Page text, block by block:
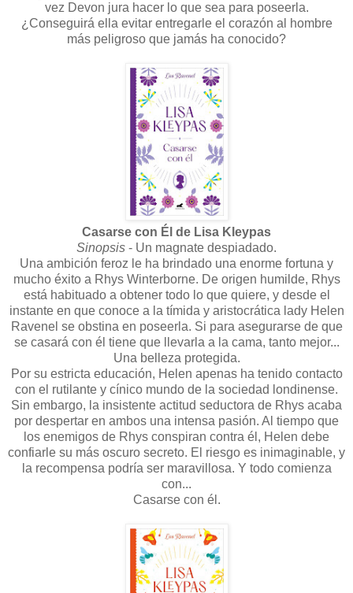
vez Devon jura hacer lo que sea para poseerla.
¿Conseguirá ella evitar entregarle el corazón al hombre
más peligroso que jamás ha conocido?
Casarse con Él de Lisa Kleypas
Sinopsis - Un magnate despiadado.
Una ambición feroz le ha brindado una enorme fortuna y
mucho éxito a Rhys Winterborne. De origen humilde, Rhys
está habituado a obtener todo lo que quiere, y desde el
instante en que conoce a la tímida y aristocrática lady Helen
Ravenel se obstina en poseerla. Si para asegurarse de que
se casará con él tiene que llevarla a la cama, tanto mejor...
Una belleza protegida.
Por su estricta educación, Helen apenas ha tenido contacto
con el rutilante y cínico mundo de la sociedad londinense.
Sin embargo, la insistente actitud seductora de Rhys acaba
por despertar en ambos una intensa pasión. Al tiempo que
los enemigos de Rhys conspiran contra él, Helen debe
confiarle su más oscuro secreto. El riesgo es inimaginable, y
la recompensa podría ser maravillosa. Y todo comienza
con...
Casarse con él.